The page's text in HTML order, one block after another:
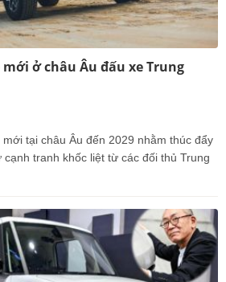
ở châu Âu đấu xe Trung
tại châu Âu đến 2029 nhằm thúc đẩy
tranh khốc liệt từ các đối thủ Trung